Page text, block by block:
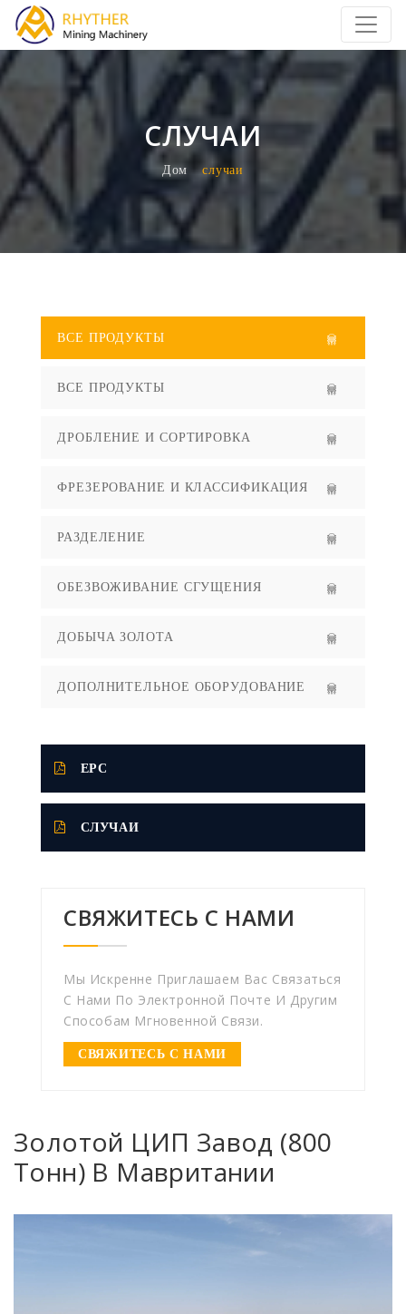
СЛУЧАИ
Дом Случаи
ВСЕ ПРОДУКТЫ
ВСЕ ПРОДУКТЫ
ДРОБЛЕНИЕ И СОРТИРОВКА
ФРЕЗЕРОВАНИЕ И КЛАССИФИКАЦИЯ
РАЗДЕЛЕНИЕ
ОБЕЗВОЖИВАНИЕ СГУЩЕНИЯ
ДОБЫЧА ЗОЛОТА
ДОПОЛНИТЕЛЬНОЕ ОБОРУДОВАНИЕ
EPC
СЛУЧАИ
СВЯЖИТЕСЬ С НАМИ
Мы Искренне Приглашаем Вас Связаться
С Нами По Электронной Почте И Другим
Способам Мгновенной Связи.
СВЯЖИТЕСЬ С НАМИ
Золотой ЦИП Завод (800
Тонн) В Мавритании